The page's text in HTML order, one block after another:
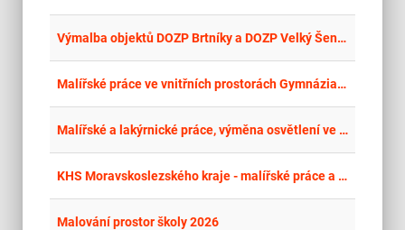
Výmalba objektů DOZP Brtníky a DOZP Velký Šenov
Malířské práce ve vnitřních prostorách Gymnázia Karla Sladkovského, Praha 3, Sladkovského náměstí 8
Malířské a lakýrnické práce, výměna osvětlení ve 3. NP hlavní budovy
KHS Moravskoslezského kraje - malířské práce a pokládka podlahových krytin v objektech KHS MSK - kopie
Malování prostor školy 2026